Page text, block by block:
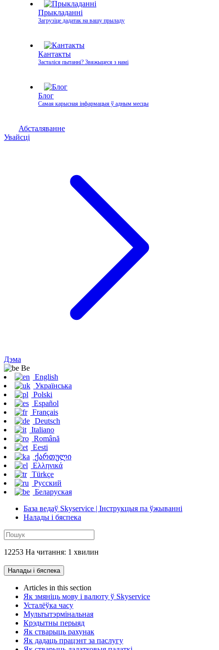
Прыкладанні
Загрузіце дадатак на вашу прыладу
Кантакты
Засталіся пытанні? Звяжыцеся з намі
Блог
Самая карысная інфармацыя ў адным месцы
Абсталяванне
Увайсці
Дэма
Be
English
Українська
Polski
Español
Français
Deutsch
Italiano
Română
Eesti
ქართული
Ελληνικά
Türkçe
Русский
Беларуская
База ведаў Skyservice | Інструкцыя па ўжыванні
Налады і бяспека
12253 На читання: 1 хвилин
Налады і бяспека
Articles in this section
Як змяніць мову і валюту ў Skyservice
Усталёўка часу
Мультытэрмінальная
Крэдытны перыяд
Як стварыць рахунак
Як дадаць працэнт за паслугу